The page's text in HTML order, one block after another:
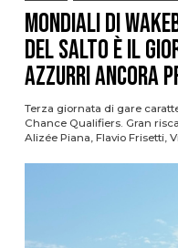
Mondiali di
del Salto è il
azzurri ancora
Terza giornata di gare
Chance Qualifiers. Gran
Alizée Piana, Flavio Frisetti,